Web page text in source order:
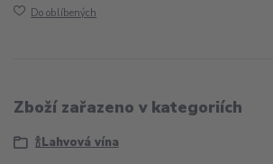
Do oblíbených
Zboží zařazeno v kategoriích
🍾Lahvová vína